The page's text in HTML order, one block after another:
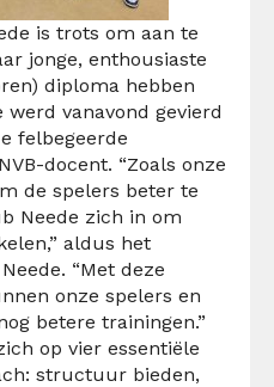
is trots om aan te
jonge, enthousiaste
diploma hebben
werd vanavond gevierd
felbegeerde
docent. “Zoals onze
de spelers beter te
Neede zich in om
aldus het
“Met deze
onze spelers en
betere trainingen.”
op vier essentiële
structuur bieden,